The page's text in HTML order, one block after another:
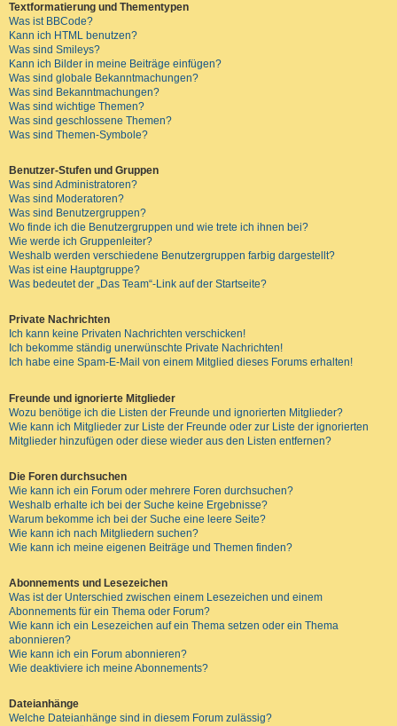
Textformatierung und Thementypen
Was ist BBCode?
Kann ich HTML benutzen?
Was sind Smileys?
Kann ich Bilder in meine Beiträge einfügen?
Was sind globale Bekanntmachungen?
Was sind Bekanntmachungen?
Was sind wichtige Themen?
Was sind geschlossene Themen?
Was sind Themen-Symbole?
Benutzer-Stufen und Gruppen
Was sind Administratoren?
Was sind Moderatoren?
Was sind Benutzergruppen?
Wo finde ich die Benutzergruppen und wie trete ich ihnen bei?
Wie werde ich Gruppenleiter?
Weshalb werden verschiedene Benutzergruppen farbig dargestellt?
Was ist eine Hauptgruppe?
Was bedeutet der „Das Team“-Link auf der Startseite?
Private Nachrichten
Ich kann keine Privaten Nachrichten verschicken!
Ich bekomme ständig unerwünschte Private Nachrichten!
Ich habe eine Spam-E-Mail von einem Mitglied dieses Forums erhalten!
Freunde und ignorierte Mitglieder
Wozu benötige ich die Listen der Freunde und ignorierten Mitglieder?
Wie kann ich Mitglieder zur Liste der Freunde oder zur Liste der ignorierten
Mitglieder hinzufügen oder diese wieder aus den Listen entfernen?
Die Foren durchsuchen
Wie kann ich ein Forum oder mehrere Foren durchsuchen?
Weshalb erhalte ich bei der Suche keine Ergebnisse?
Warum bekomme ich bei der Suche eine leere Seite?
Wie kann ich nach Mitgliedern suchen?
Wie kann ich meine eigenen Beiträge und Themen finden?
Abonnements und Lesezeichen
Was ist der Unterschied zwischen einem Lesezeichen und einem
Abonnements für ein Thema oder Forum?
Wie kann ich ein Lesezeichen auf ein Thema setzen oder ein Thema
abonnieren?
Wie kann ich ein Forum abonnieren?
Wie deaktiviere ich meine Abonnements?
Dateianhänge
Welche Dateianhänge sind in diesem Forum zulässig?